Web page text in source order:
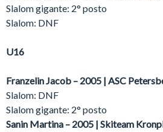
Slalom gigante: 2° posto
Slalom: DNF
U16
Franzelin Jacob – 2005 | ASC
Slalom: DNF
Slalom gigante: 2° posto
Sanin Martina – 2005 | Skiteam